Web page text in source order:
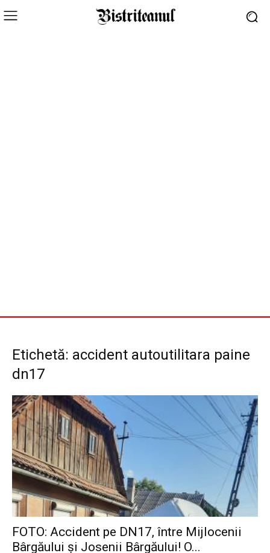
Etichetă: accident autoutilitara paine
dn17
FOTO: Accident pe DN17, între Mijlocenii
Bârgăului și Josenii Bârgăului! O...